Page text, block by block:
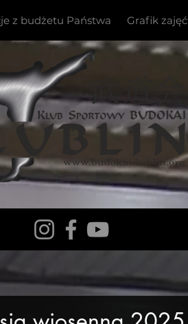
z budżetu Państwa Grafik zajęć